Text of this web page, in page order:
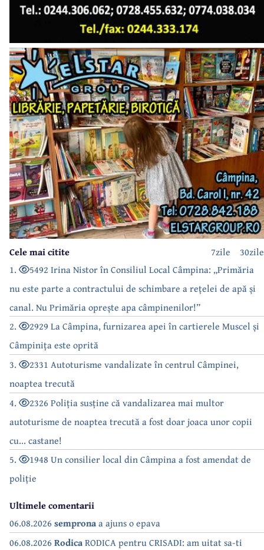
30zile
7zile
Cele mai citite
1.
5492 Irina Nistor în Consiliul Local Câmpina: „Primăria
nu este parte a contractului de schimbare a rețelei de apă și
canal. Nu Primăria oprește apa câmpinenilor!”
2.
2929 La Câmpina, furnizarea apei în cartierele Muscel și
Câmpinița este oprită
3.
2331 Autoturisme vandalizate în centrul Câmpinei,
noaptea trecută
4.
2326 Poliția susține că vandalizarea mai multor
autoturisme de noaptea trecută a fost doar joaca unor copii
cu... castane!
5.
1948 Un consilier local din Câmpina a fost amendat de
poliție
Ultimele comentarii
06.08.2026 sempronaa ajuns o epava
06.08.2026 RodicaRODICA pentru CRISADI: am uitat sa-ti